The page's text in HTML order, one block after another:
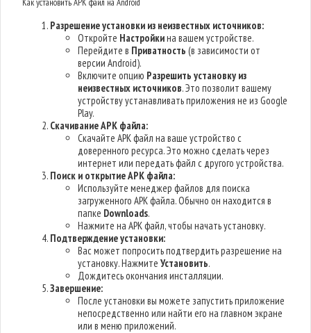
Как установить APK файл на Android
Разрешение установки из неизвестных источников:
Откройте Настройкина вашем устройстве.
Перейдите в Приватность (в зависимости от
версии Android).
Включите опцию Разрешить установку из
неизвестных источников. Это позволит вашему
устройству устанавливать приложения не из Google
Play.
Скачивание APK файла:
Скачайте APK файл на ваше устройство с
доверенного ресурса. Это можно сделать через
интернет или передать файл с другого устройства.
Поиск и открытие APK файла:
Используйте менеджер файлов для поиска
загруженного APK файла. Обычно он находится в
папке Downloads.
Нажмите на APK файл, чтобы начать установку.
Подтверждение установки:
Вас может попросить подтвердить разрешение на
установку. НажмитеУстановить.
Дождитесь окончания инсталляции.
Завершение:
После установки вы можете запустить приложение
непосредственно или найти его на главном экране
или в меню приложений.